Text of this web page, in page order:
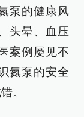
泵的健康风
头晕、血压
案例屡见不
氮泵的安全
。